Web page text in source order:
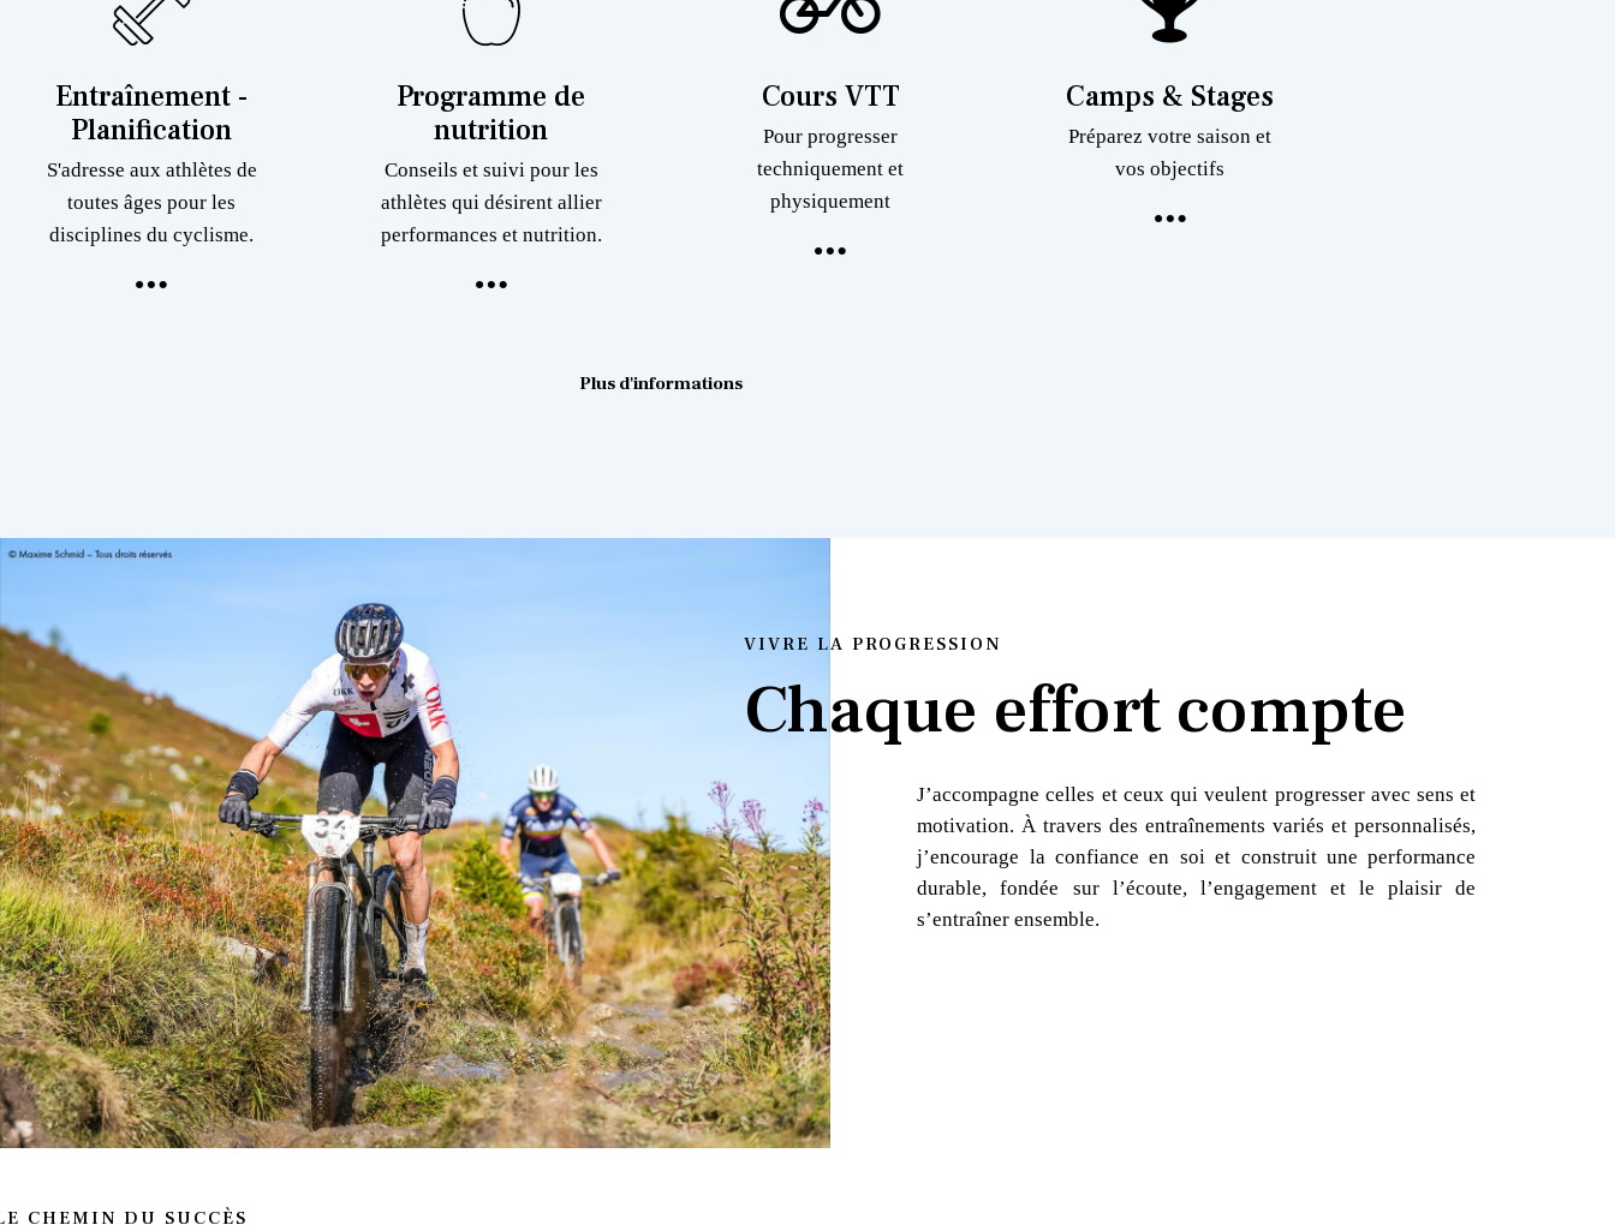
Entraînement -
Planification
S'adresse aux athlètes de
toutes âges pour les
disciplines du cyclisme.
Programme de
nutrition
Conseils et suivi pour les
athlètes qui désirent allier
performances et nutrition.
Cours VTT
Pour progresser
techniquement et
physiquement
Camps & Stages
Préparez votre saison et
vos objectifs
Plus d'informations
VIVRE LA PROGRESSION
Chaque effort compte
J’accompagne celles et ceux qui veulent progresser avec sens et
motivation. À travers des entraînements variés et personnalisés,
j’encourage la confiance en soi et construit une performance
durable, fondée sur l’écoute, l’engagement et le plaisir de
s’entraîner ensemble.
CHEMIN DU SUCCÈS